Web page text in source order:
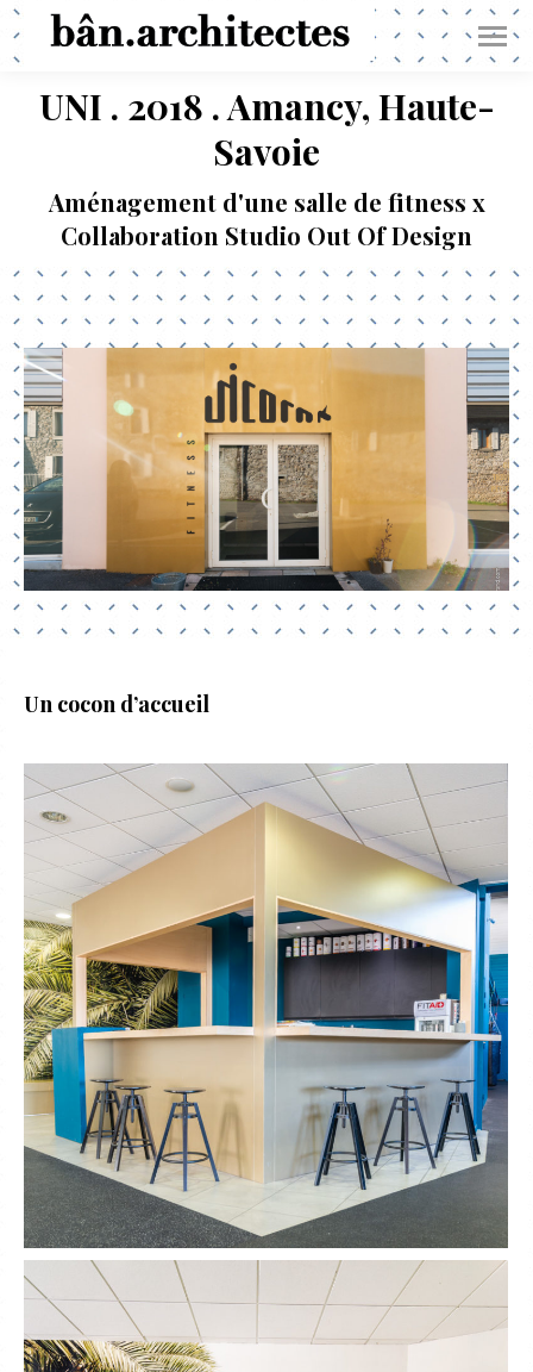
UNI . 2018 . Amancy, Haute-
Savoie
Aménagement d'une salle de fitness x
Collaboration Studio Out Of Design
Un cocon d’accueil